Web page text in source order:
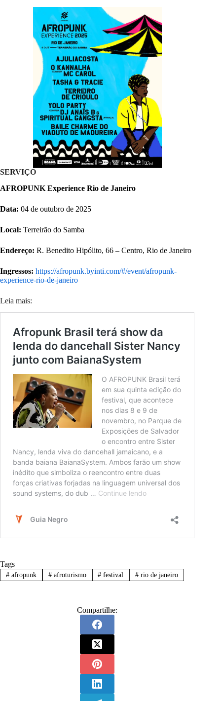
SERVIÇO
AFROPUNK Experience Rio de Janeiro
Data: 04 de outubro de 2025
Local: Terreirão do Samba
Endereço: R. Benedito Hipólito, 66 – Centro, Rio de Janeiro
Ingressos: https://afropunk.byinti.com/#/event/afropunk-
experience-rio-de-janeiro
Leia mais:
Tags
#afropunk #afroturismo # festival # rio de janeiro
Compartilhe: